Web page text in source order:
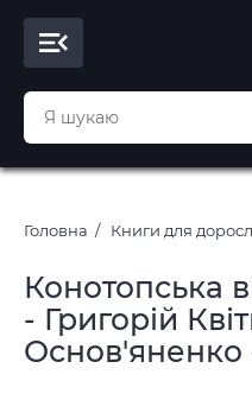
Головна Книги для
Конотопська
- Григорій
Основ'яненко